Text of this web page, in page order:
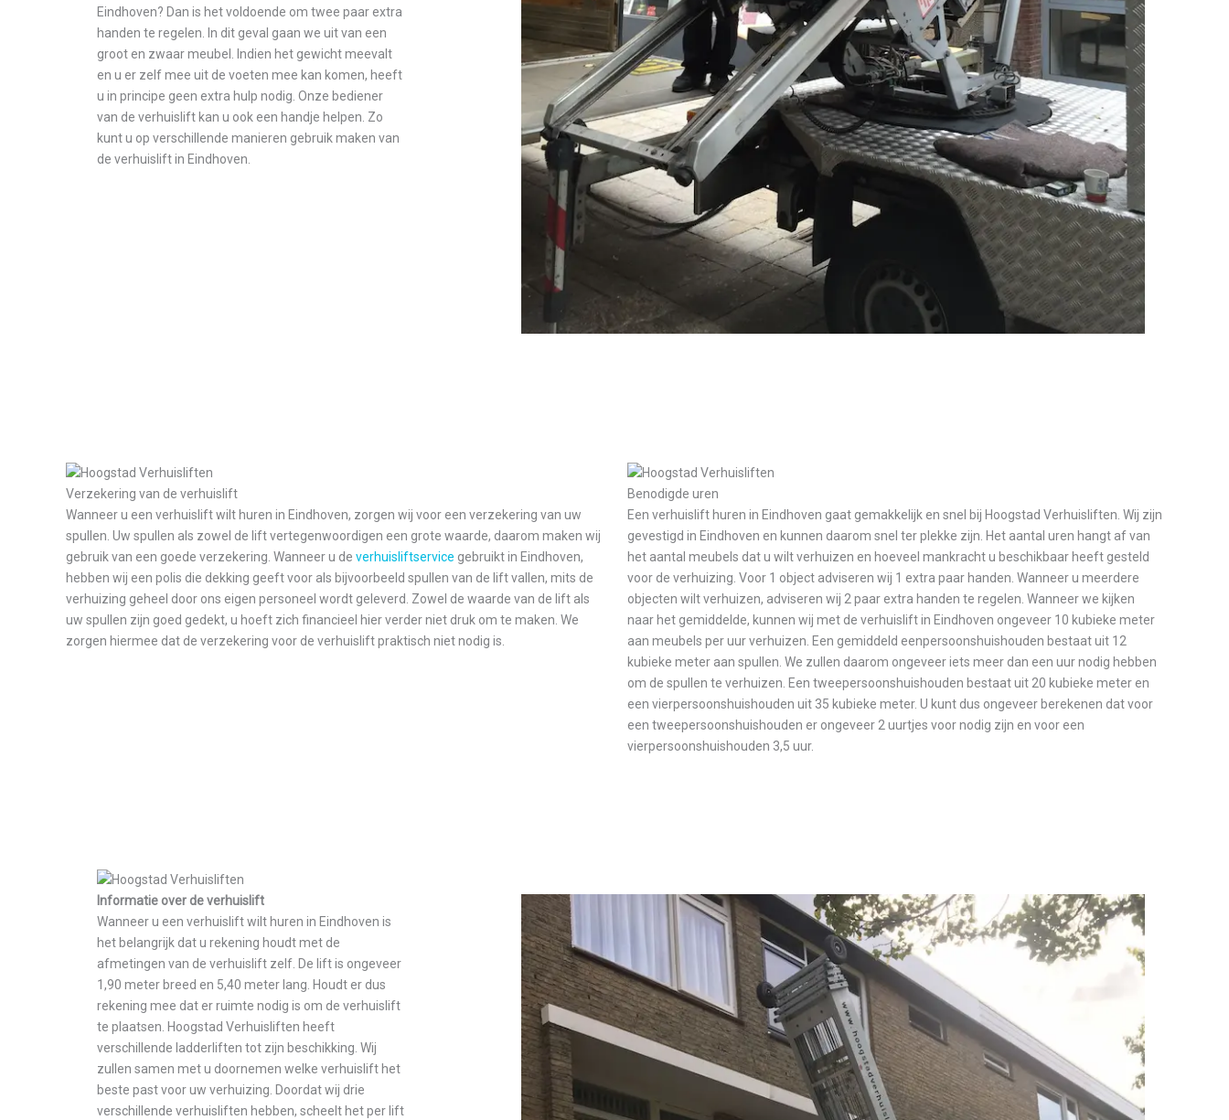
Eindhoven? Dan is het voldoende om twee paar extra
handen te regelen. In dit geval gaan we uit van een
groot en zwaar meubel. Indien het gewicht meevalt
en u er zelf mee uit de voeten mee kan komen, heeft
u in principe geen extra hulp nodig. Onze bediener
van de verhuislift kan u ook een handje helpen. Zo
kunt u op verschillende manieren gebruik maken van
de verhuislift in Eindhoven.
Verzekering van de verhuislift
Wanneer u een verhuislift wilt huren in Eindhoven, zorgen wij voor een verzekering van uw
spullen. Uw spullen als zowel de lift vertegenwoordigen een grote waarde, daarom maken wij
gebruik van een goede verzekering. Wanneer u de verhuisliftservice gebruikt in Eindhoven,
hebben wij een polis die dekking geeft voor als bijvoorbeeld spullen van de lift vallen, mits de
verhuizing geheel door ons eigen personeel wordt geleverd. Zowel de waarde van de lift als
uw spullen zijn goed gedekt, u hoeft zich financieel hier verder niet druk om te maken. We
zorgen hiermee dat de verzekering voor de verhuislift praktisch niet nodig is.
Benodigde uren
Een verhuislift huren in Eindhoven gaat gemakkelijk en snel bij Hoogstad Verhuisliften. Wij zijn
gevestigd in Eindhoven en kunnen daarom snel ter plekke zijn. Het aantal uren hangt af van
het aantal meubels dat u wilt verhuizen en hoeveel mankracht u beschikbaar heeft gesteld
voor de verhuizing. Voor 1 object adviseren wij 1 extra paar handen. Wanneer u meerdere
objecten wilt verhuizen, adviseren wij 2 paar extra handen te regelen. Wanneer we kijken
naar het gemiddelde, kunnen wij met de verhuislift in Eindhoven ongeveer 10 kubieke meter
aan meubels per uur verhuizen. Een gemiddeld eenpersoonshuishouden bestaat uit 12
kubieke meter aan spullen. We zullen daarom ongeveer iets meer dan een uur nodig hebben
om de spullen te verhuizen. Een tweepersoonshuishouden bestaat uit 20 kubieke meter en
een vierpersoonshuishouden uit 35 kubieke meter. U kunt dus ongeveer berekenen dat voor
een tweepersoonshuishouden er ongeveer 2 uurtjes voor nodig zijn en voor een
vierpersoonshuishouden 3,5 uur.
Informatie over de verhuislift
Wanneer u een verhuislift wilt huren in Eindhoven is
het belangrijk dat u rekening houdt met de
afmetingen van de verhuislift zelf. De lift is ongeveer
1,90 meter breed en 5,40 meter lang. Houdt er dus
rekening mee dat er ruimte nodig is om de verhuislift
te plaatsen. Hoogstad Verhuisliften heeft
verschillende ladderliften tot zijn beschikking. Wij
zullen samen met u doornemen welke verhuislift het
beste past voor uw verhuizing. Doordat wij drie
verschillende verhuisliften hebben, scheelt het per lift